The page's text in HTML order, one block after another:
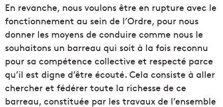
En revanche, nous voulons être en rupture avec le
fonctionnement au sein de l’Ordre, pour nous
donner les moyens de conduire comme nous le
souhaitons un barreau qui soit à la fois reconnu
pour sa compétence collective et respecté parce
qu’il est digne d’être écouté. Cela consiste à aller
chercher et fédérer toute la richesse de ce
barreau, constituée par les travaux de l’ensemble